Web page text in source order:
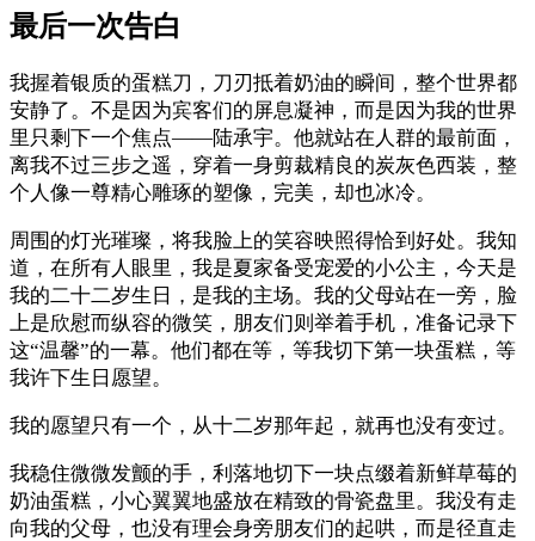
最后一次告白
我握着银质的蛋糕刀，刀刃抵着奶油的瞬间，整个世界都
安静了。不是因为宾客们的屏息凝神，而是因为我的世界
里只剩下一个焦点——陆承宇。他就站在人群的最前面，
离我不过三步之遥，穿着一身剪裁精良的炭灰色西装，整
个人像一尊精心雕琢的塑像，完美，却也冰冷。
周围的灯光璀璨，将我脸上的笑容映照得恰到好处。我知
道，在所有人眼里，我是夏家备受宠爱的小公主，今天是
我的二十二岁生日，是我的主场。我的父母站在一旁，脸
上是欣慰而纵容的微笑，朋友们则举着手机，准备记录下
这“温馨”的一幕。他们都在等，等我切下第一块蛋糕，等
我许下生日愿望。
我的愿望只有一个，从十二岁那年起，就再也没有变过。
我稳住微微发颤的手，利落地切下一块点缀着新鲜草莓的
奶油蛋糕，小心翼翼地盛放在精致的骨瓷盘里。我没有走
向我的父母，也没有理会身旁朋友们的起哄，而是径直走